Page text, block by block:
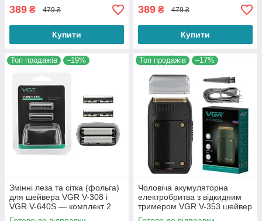
389 ₴ 479 ₴
Купити
389 ₴ 479 ₴
Купити
Топ продажів –19%
Змінні леза та сітка (фольга)
для шейвера VGR V-308 і
VGR V-640S — комплект 2
ножі + захисна сіточка Foil
Топ продажів –17%
Чоловіча акумуляторна
електробритва з відкидним
тримером VGR V-353 шейвер
для гоління бороди та вусів